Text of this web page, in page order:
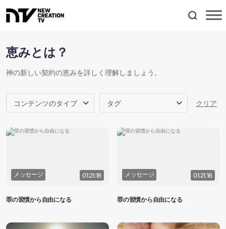
恵みとは？
神の新しい契約の恵みを詳しく理解しましょう。
コンテンツのタイプ タグ クリア
メッセージ 01:21:18
罪の習慣から自由になる
メッセージ 01:21:18
罪の習慣から自由になる